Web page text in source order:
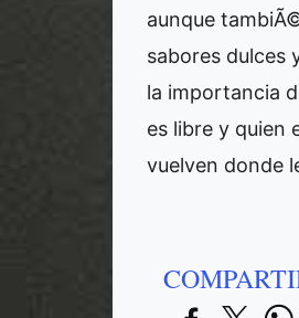
aunque
sabores dulces
la importancia
es libre y quien
vuelven donde